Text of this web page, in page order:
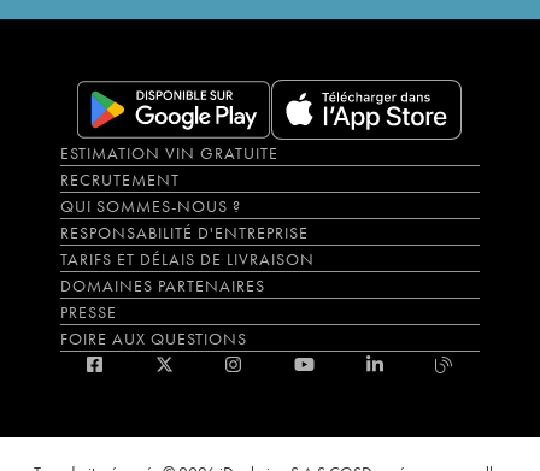
ESTIMATION VIN GRATUITE
RECRUTEMENT
QUI SOMMES-NOUS ?
RESPONSABILITÉ D'ENTREPRISE
TARIFS ET DÉLAIS DE LIVRAISON
DOMAINES PARTENAIRES
PRESSE
FOIRE AUX QUESTIONS